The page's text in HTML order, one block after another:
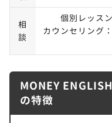
相
談
個別レッス
カウンセリング
MONEY
の特徴